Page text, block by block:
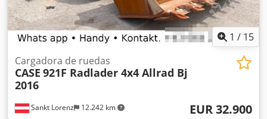
lista para la producción. Especificaciones técnicas: Formato
máximo: 420 x 520 x 100 mm Peso: 220 kg Alimentación
eléctrica: 230 V + aire comprimido. El precio es por un
conjunto de dos máquinas.
1 / 15
Sankt Lorenz 12.242 km
Cargadora de ruedas
CASE 921F Radlader 4x4 Allrad Bj
2016
EUR 32.900